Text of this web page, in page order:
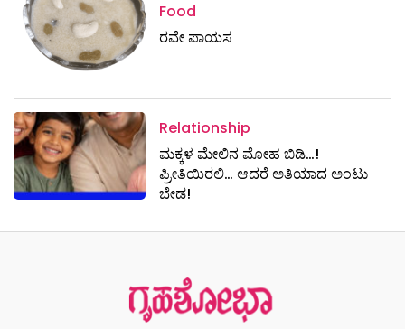
Food
ರವೇ ಪಾಯಸ
Relationship
ಮಕ್ಕಳ ಮೇಲಿನ ಮೋಹ ಬಿಡಿ…!
ಪ್ರೀತಿಯಿರಲಿ… ಆದರೆ ಅತಿಯಾದ ಅಂಟು
ಬೇಡ!